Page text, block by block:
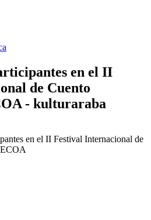
en el II
de Cuento
- kulturaraba
en el II Festival Internacional de